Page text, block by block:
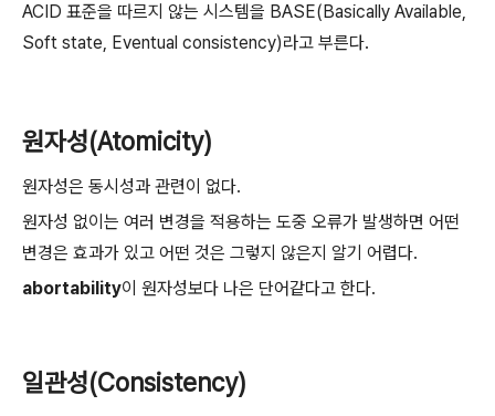
ACID 표준을 따르지 않는 시스템을 BASE(Basically Available,
Soft state, Eventual consistency)라고 부른다.
원자성(Atomicity)
원자성은 동시성과 관련이 없다.
원자성 없이는 여러 변경을 적용하는 도중 오류가 발생하면 어떤
변경은 효과가 있고 어떤 것은 그렇지 않은지 알기 어렵다.
abortability이 원자성보다 나은 단어같다고 한다.
일관성(Consistency)